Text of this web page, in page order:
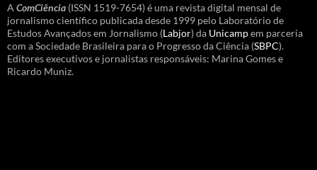
A ComCiência (ISSN 1519-7654) é uma revista digital mensal de
jornalismo científico publicada desde 1999 pelo Laboratório de
Estudos Avançados em Jornalismo (Labjor) da Unicampem parceria
com a Sociedade Brasileira para o Progresso da Ciência (SBPC).
Editores executivos e jornalistas responsáveis: Marina Gomes e
Ricardo Muniz.